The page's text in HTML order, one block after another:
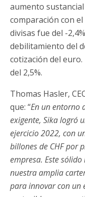
aumento sustancial
comparación con
divisas fue del -
debilitamiento del
cotización del
del 2,5%.
Thomas Hasler,
que: “En un entorno
exigente, Sika logró
ejercicio 2022, con
billones de CHF por
empresa. Este
nuestra amplia
para innovar con un